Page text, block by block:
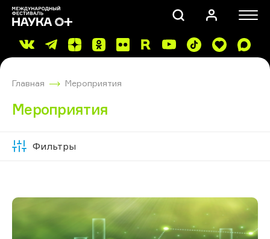
Главная Мероприятия
Мероприятия
Фильтры